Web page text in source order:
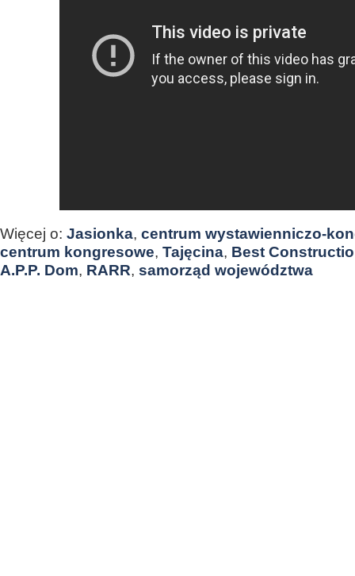
Więcej o: Jasionka, centrum wystawienniczo-
centrum kongresowe, Tajęcina, Best
A.P.P. Dom, RARR, samorząd województwa